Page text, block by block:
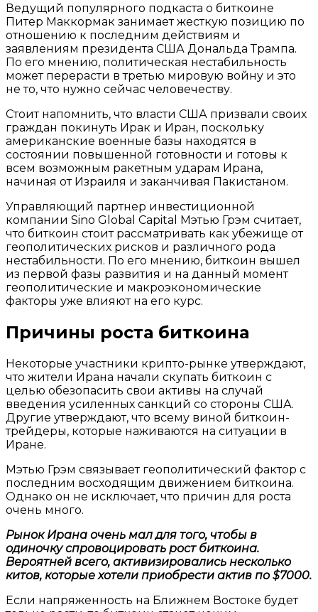
Ведущий популярного подкаста о биткоине
Питер Маккормак занимает жесткую позицию по
отношению к последним действиям и
заявлениям президента США Дональда Трампа.
По его мнению, политическая нестабильность
может перерасти в третью мировую войну и это
не то, что нужно сейчас человечеству.
Стоит напомнить, что власти США призвали своих
граждан покинуть Ирак и Иран, поскольку
американские военные базы находятся в
состоянии повышенной готовности и готовы к
всем возможным ракетным ударам Ирана,
начиная от Израиля и заканчивая Пакистаном.
Управляющий партнер инвестиционной
компании Sino Global Capital Мэтью Грэм считает,
что биткоин стоит рассматривать как убежище от
геополитических рисков и различного рода
нестабильности. По его мнению, биткоин вышел
из первой фазы развития и на данный момент
геополитические и макроэкономические
факторы уже влияют на его курс.
Причины роста биткоина
Некоторые участники крипто-рынке утверждают,
что жители Ирана начали скупать биткоин с
целью обезопасить свои активы на случай
введения усиленных санкций со стороны США.
Другие утверждают, что всему виной биткоин-
трейдеры, которые наживаются на ситуации в
Иране.
Мэтью Грэм связывает геополитический фактор с
последним восходящим движением биткоина.
Однако он не исключает, что причин для роста
очень много.
Рынок Ирана очень мал для того, чтобы в
одиночку спровоцировать рост биткоина.
Вероятней всего, активизировались несколько
китов, которые хотели приобрести актив по $7000.
Если напряженность на Ближнем Востоке будет